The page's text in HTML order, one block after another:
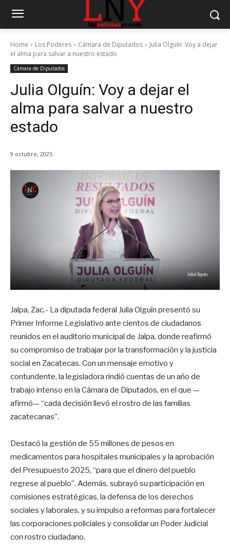
Home Los Poderes Cámara de Diputados
Julia Olguín: Voy a dejar
el alma para salvar a nuestro estado
Cámara de Diputados
Julia Olguín: Voy a dejar el
alma para salvar a nuestro
estado
9 octubre, 2025
Jalpa, Zac.- La diputada federal Julia Olguín presentó su
Primer Informe Legislativo ante cientos de ciudadanos
reunidos en el auditorio municipal de Jalpa, donde reafirmó
su compromiso de trabajar por la transformación y la justicia
social en Zacatecas. Con un mensaje emotivo y
contundente, la legisladora rindió cuentas de un año de
trabajo intenso en la Cámara de Diputados, en el que —
afirmó— “cada decisión llevó el rostro de las familias
zacatecanas”.
Destacó la gestión de 55 millones de pesos en
medicamentos para hospitales municipales y la aprobación
del Presupuesto 2025, “para que el dinero del pueblo
regrese al pueblo”. Además, subrayó su participación en
comisiones estratégicas, la defensa de los derechos
sociales y laborales, y su impulso a reformas para fortalecer
las corporaciones policiales y consolidar un Poder Judicial
con rostro ciudadano.